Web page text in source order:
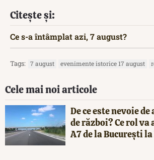
Citește și:
Ce s-a întâmplat azi, 7 august?
Tags: 7 august evenimente istorice 17 august
Cele mai noi articole
De ce este nevoie
de război? Ce rol
A7 de la București